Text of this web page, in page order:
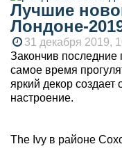
Лучшие
Лондоне-
31 декабря 2019,
Закончив последние
самое время
яркий декор
настроение.
The Ivy в районе